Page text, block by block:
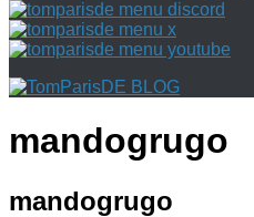
mandogrugo
mandogrugo